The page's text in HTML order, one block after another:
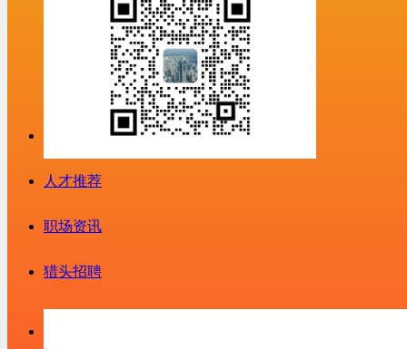
人才推荐
职场资讯
猎头招聘